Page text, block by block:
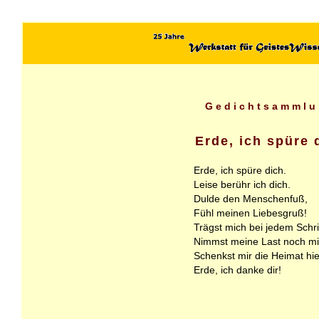
Erde, ich spüre
Erde, ich spüre dich.
Leise berühr ich dich.
Dulde den Menschenfuß,
Fühl meinen Liebesgruß!
Trägst mich bei jedem
Nimmst meine Last noch
Schenkst mir die Heimat
Erde, ich danke dir!